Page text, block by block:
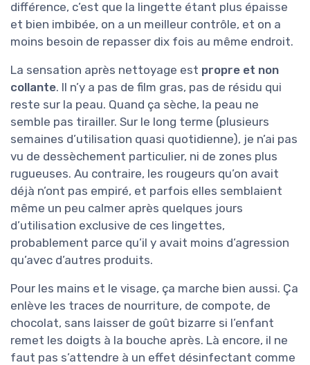
différence, c’est que la lingette étant plus épaisse
et bien imbibée, on a un meilleur contrôle, et on a
moins besoin de repasser dix fois au même endroit.
La sensation après nettoyage est propre et non
collante. Il n’y a pas de film gras, pas de résidu qui
reste sur la peau. Quand ça sèche, la peau ne
semble pas tirailler. Sur le long terme (plusieurs
semaines d’utilisation quasi quotidienne), je n’ai pas
vu de dessèchement particulier, ni de zones plus
rugueuses. Au contraire, les rougeurs qu’on avait
déjà n’ont pas empiré, et parfois elles semblaient
même un peu calmer après quelques jours
d’utilisation exclusive de ces lingettes,
probablement parce qu’il y avait moins d’agression
qu’avec d’autres produits.
Pour les mains et le visage, ça marche bien aussi. Ça
enlève les traces de nourriture, de compote, de
chocolat, sans laisser de goût bizarre si l’enfant
remet les doigts à la bouche après. Là encore, il ne
faut pas s’attendre à un effet désinfectant comme